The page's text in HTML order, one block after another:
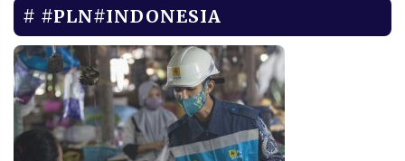
RUBRIKASI
EDITORIAL AKSARA
FINANSIA PERSONA
DAERAH NASIONAL
MANCA SPORT
#PLN#INDONESIA